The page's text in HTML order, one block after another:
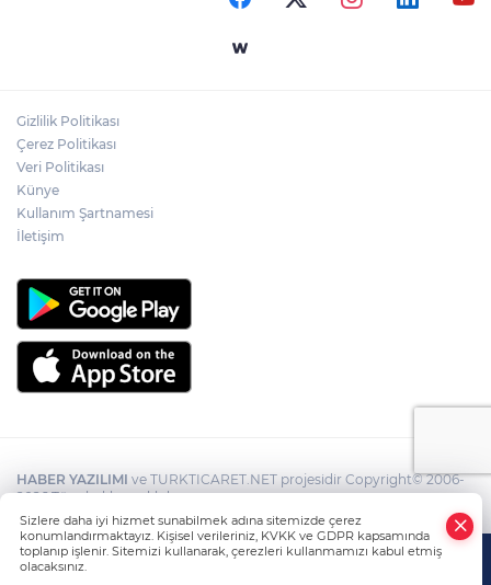
Gizlilik Politikası
Çerez Politikası
Veri Politikası
Künye
Kullanım Şartnamesi
İletişim
HABER YAZILIMI ve TURKTICARET.NET projesidir Copyright© 2006-
2026 Tüm hakları saklıdır.
Sizlere daha iyi hizmet sunabilmek adına sitemizde çerez
konumlandırmaktayız. Kişisel verileriniz, KVKK ve GDPR kapsamında
toplanıp işlenir. Sitemizi kullanarak, çerezleri kullanmamızı kabul etmiş
olacaksınız.